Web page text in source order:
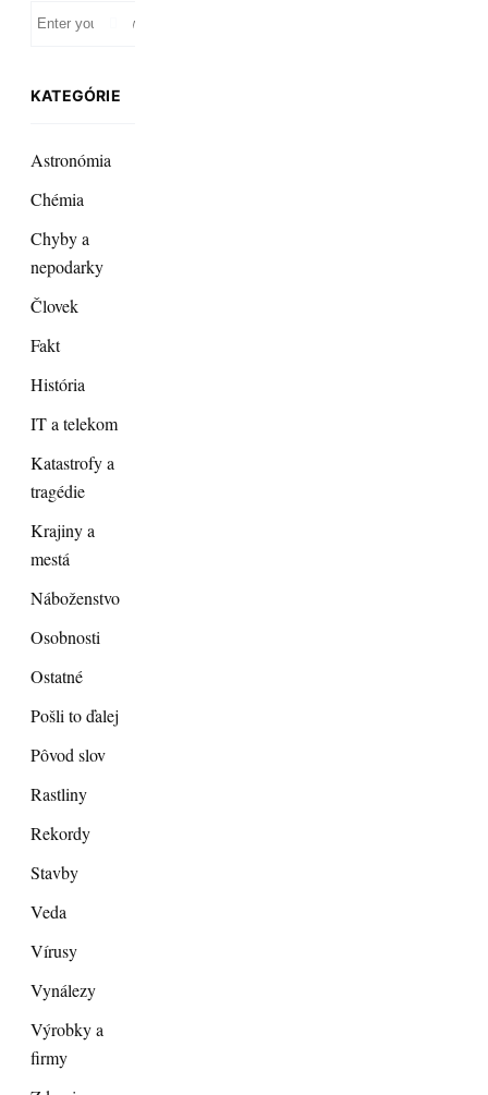
KATEGÓRIE
Astronómia
Chémia
Chyby a
nepodarky
Človek
Fakt
História
IT a telekom
Katastrofy a
tragédie
Krajiny a
mestá
Náboženstvo
Osobnosti
Ostatné
Pošli to ďalej
Pôvod slov
Rastliny
Rekordy
Stavby
Veda
Vírusy
Vynálezy
Výrobky a
firmy